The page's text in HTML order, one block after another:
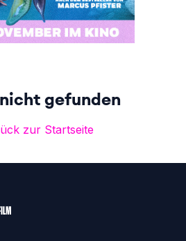
gefunden
zur Startseite